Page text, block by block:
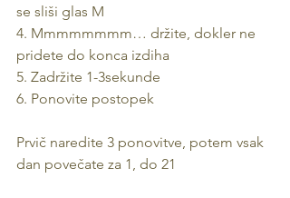
se sliši glas M
4. Mmmmmmmm… držite, dokler ne
pridete do konca izdiha
5. Zadržite 1-3sekunde
6. Ponovite postopek
Prvič naredite 3 ponovitve, potem vsak
dan povečate za 1, do 21